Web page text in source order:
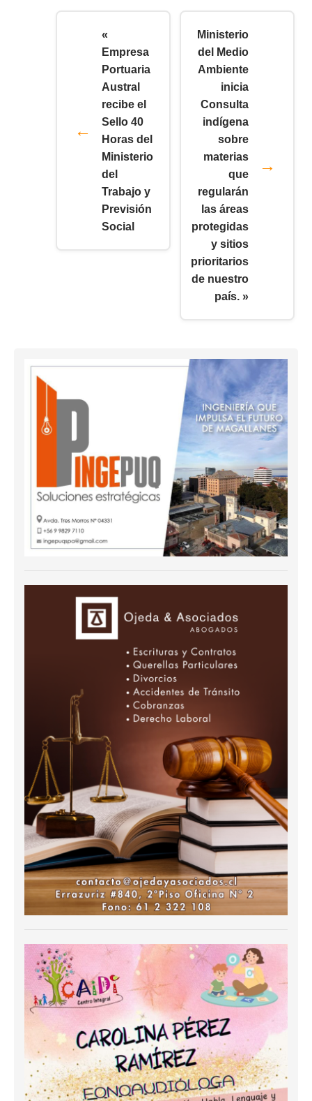
«
Empresa
Portuaria
Austral
recibe el
Sello 40
Horas del
Ministerio
del
Trabajo y
Previsión
Social
Ministerio
del Medio
Ambiente
inicia
Consulta
indígena
sobre
materias
que
regularán
las áreas
protegidas
y sitios
prioritarios
de nuestro
país. »